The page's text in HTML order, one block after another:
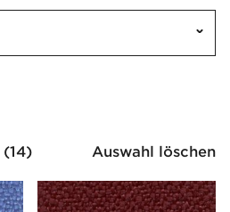
(14) Auswahl löschen